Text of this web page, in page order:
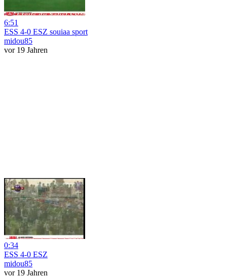
6:51
ESS 4-0 ESZ souiaa sport
midou85
vor 19 Jahren
0:34
ESS 4-0 ESZ
midou85
vor 19 Jahren